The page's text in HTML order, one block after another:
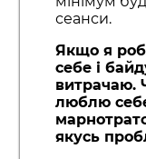
сеанси.
Якщо я
себе і
витрачаю.
люблю
якусь